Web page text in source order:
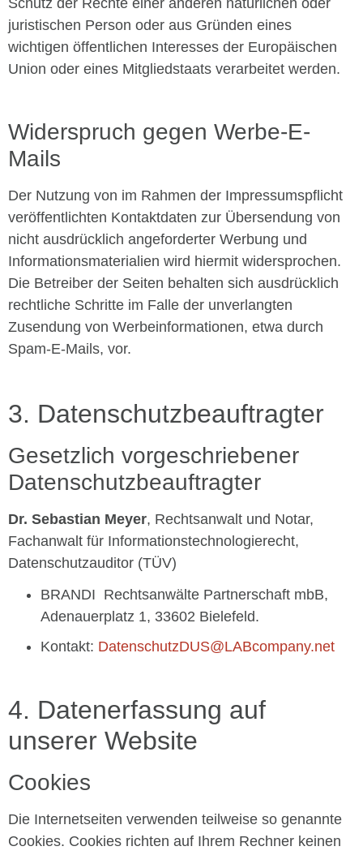
Schutz der Rechte einer anderen natürlichen oder
juristischen Person oder aus Gründen eines
wichtigen öffentlichen Interesses der Europäischen
Union oder eines Mitgliedstaats verarbeitet werden.
Widerspruch gegen Werbe-E-
Mails
Der Nutzung von im Rahmen der Impressumspflicht
veröffentlichten Kontaktdaten zur Übersendung von
nicht ausdrücklich angeforderter Werbung und
Informationsmaterialien wird hiermit widersprochen.
Die Betreiber der Seiten behalten sich ausdrücklich
rechtliche Schritte im Falle der unverlangten
Zusendung von Werbeinformationen, etwa durch
Spam-E-Mails, vor.
3. Datenschutzbeauftragter
Gesetzlich vorgeschriebener
Datenschutzbeauftragter
Dr. Sebastian Meyer, Rechtsanwalt und Notar,
Fachanwalt für Informationstechnologierecht,
Datenschutzauditor (TÜV)
BRANDI Rechtsanwälte Partnerschaft mbB,
Adenauerplatz 1, 33602 Bielefeld.
Kontakt: DatenschutzDUS@LABcompany.net
4. Datenerfassung auf
unserer Website
Cookies
Die Internetseiten verwenden teilweise so genannte
Cookies. Cookies richten auf Ihrem Rechner keinen